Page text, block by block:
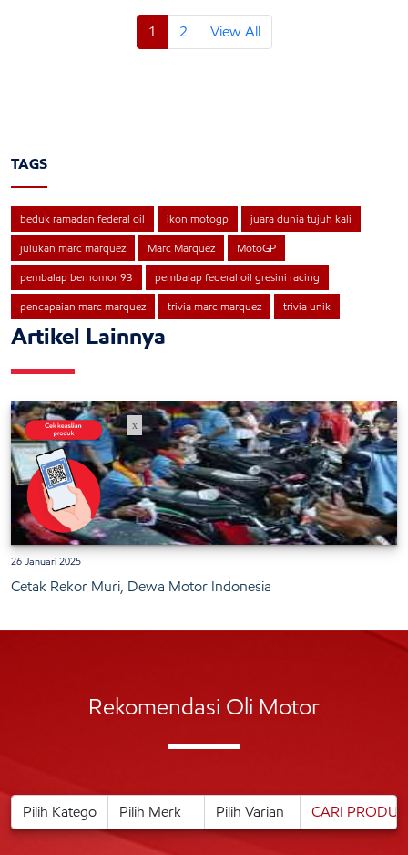
1 2 View All
TAGS
beduk ramadan federal oil ikon motogp juara dunia tujuh kali
julukan marc marquez Marc Marquez MotoGP
pembalap bernomor 93 pembalap federal oil gresini racing
pencapaian marc marquez trivia marc marquez trivia unik
Artikel Lainnya
26 Januari 2025
Cetak Rekor Muri, Dewa Motor Indonesia
Rekomendasi Oli Motor
x